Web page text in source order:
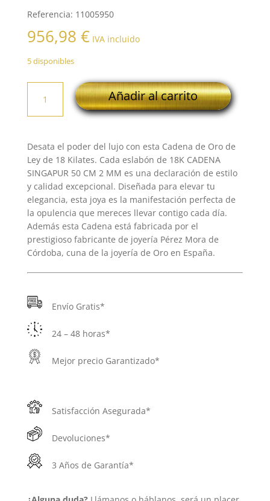
Referencia: 11005950
956,98 € IVA incluido
5 disponibles
CADENA
SINGAPUR
MM
cantidad
Añadir al carrito
Desata el poder del lujo con esta Cadena de Oro de
Ley de 18 Kilates. Cada eslabón de 18K CADENA
SINGAPUR 50 CM 2 MM es una declaración de estilo
y calidad excepcional. Diseñada para elevar tu
elegancia, esta joya es la manifestación perfecta de
la opulencia que mereces llevar contigo cada día.
Además esta Cadena está fabricada por el
prestigioso fabricante de joyería Pérez Mora de
Córdoba, cuna de la joyería de Oro en España.
Envío Gratis*
24 – 48 horas*
Mejor precio Garantizado*
Satisfacción Asegurada*
Devoluciones*
3 Años de Garantía*